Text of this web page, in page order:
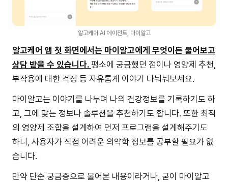
알고케어 AI 에이전트, 마이알고
알고케어 앱 첫 화면에서는 마이알고에게 무엇이든 물어보고
상담 받을 수 있습니다. 평소에 궁금했던 점이나 영양제 추천,
부작용에 대한 걱정 등 자유롭게 이야기 나눠눠보세요.
마이알고는 이야기를 나누며 나의 건강정보를 기록하기도 하
고, 그에 맞는 정보나 솔루션을 추천하기도 합니다. 또한 최적
의 영양제 조합을 설계하여 먼저 프로그램을 설계해주기도
하니, 사용자가 직접 어려운 의약학 정보를 공부할 필요가 없
습니다.
만약 단순 궁금증으로 물어본 내용이라거나, 굳이 마이알고